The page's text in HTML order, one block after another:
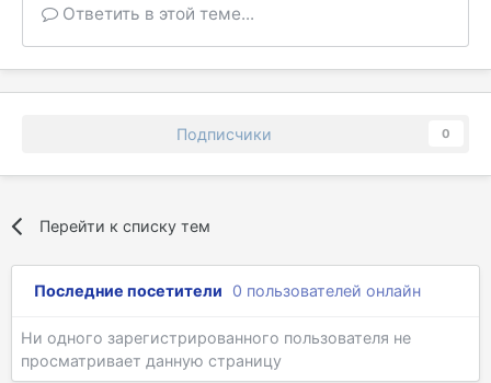
Ответить в этой теме...
Подписчики 0
Перейти к списку тем
Последние посетители 0 пользователей онлайн
Ни одного зарегистрированного пользователя не
просматривает данную страницу